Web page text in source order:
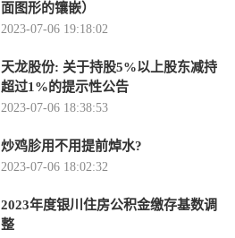
面图形的镶嵌）
2023-07-06 19:18:02
天龙股份: 关于持股5%以上股东减持
超过1%的提示性公告
2023-07-06 18:38:53
炒鸡胗用不用提前焯水?
2023-07-06 18:02:32
2023年度银川住房公积金缴存基数调
整